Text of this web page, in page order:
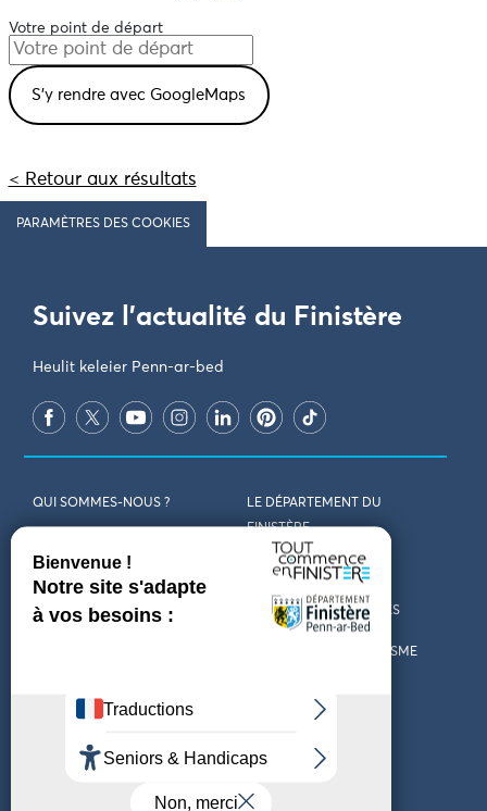
Votre point de départ
< Retour aux résultats
PARAMÈTRES DES COOKIES
Suivez l'actualité du Finistère
Heulit keleier Penn-ar-bed
QUI SOMMES-NOUS ?
LE DÉPARTEMENT DU
FINISTÈRE
REJOIGNEZ-NOUS VENIR EN FINISTÈRE
CONTACT CARTES ET BROCHURES
LES OFFICES DE TOURISME
D’ACCESSIBILITÉ